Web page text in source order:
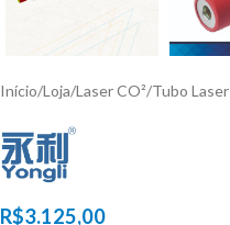
Início/Loja/Laser CO²/Tubo Laser
R$3.125,00